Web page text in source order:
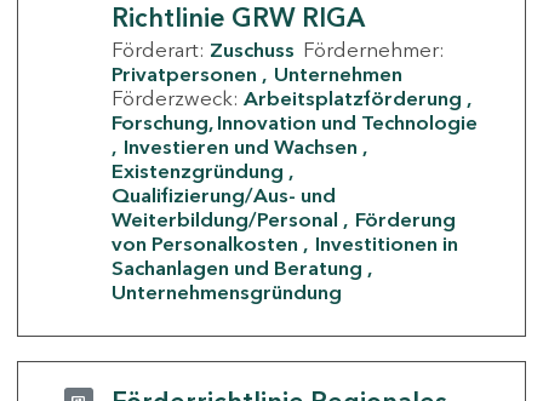
Richtlinie GRW RIGA
Förderart: Zuschuss Fördernehmer:
Privatpersonen
Unternehmen
Förderzweck: Arbeitsplatzförderung
Forschung, Innovation und Technologie
Investieren und Wachsen
Existenzgründung
Qualifizierung/Aus- und
Weiterbildung/Personal
Förderung
von Personalkosten
Investitionen in
Sachanlagen und Beratung
Unternehmensgründung